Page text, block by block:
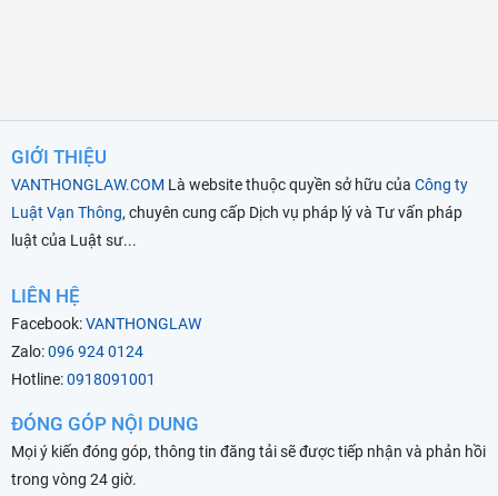
GIỚI THIỆU
VANTHONGLAW.COM Là website thuộc quyền sở hữu của Công ty
Luật Vạn Thông, chuyên cung cấp Dịch vụ pháp lý và Tư vấn pháp
luật của Luật sư...
LIÊN HỆ
Facebook:VANTHONGLAW
Zalo:096 924 0124
Hotline:0918091001
ĐÓNG GÓP NỘI DUNG
Mọi ý kiến đóng góp, thông tin đăng tải sẽ được tiếp nhận và phản hồi
trong vòng 24 giờ.